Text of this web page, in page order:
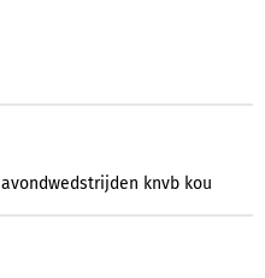
avondwedstrijden knvb kou